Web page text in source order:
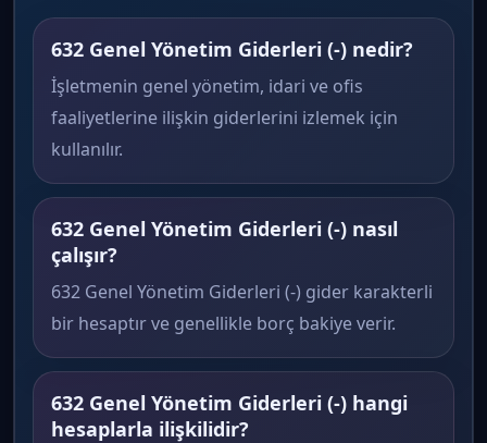
632 Genel Yönetim Giderleri (-) nedir?
İşletmenin genel yönetim, idari ve ofis
faaliyetlerine ilişkin giderlerini izlemek için
kullanılır.
632 Genel Yönetim Giderleri (-) nasıl
çalışır?
632 Genel Yönetim Giderleri (-) gider karakterli
bir hesaptır ve genellikle borç bakiye verir.
632 Genel Yönetim Giderleri (-) hangi
hesaplarla ilişkilidir?